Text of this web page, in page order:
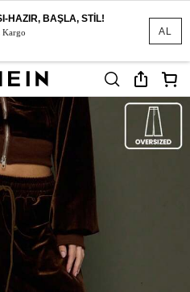
AL
HAZIR, BAŞLA, STİL!
Kargo